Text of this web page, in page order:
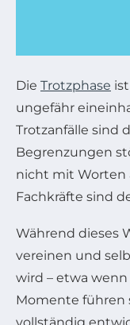
Die Trotzphase
ungefähr
Trotzanfälle sind
Begrenzungen
nicht mit Worten
Fachkräfte sind
Während dieses
vereinen und
wird – etwa
Momente führen